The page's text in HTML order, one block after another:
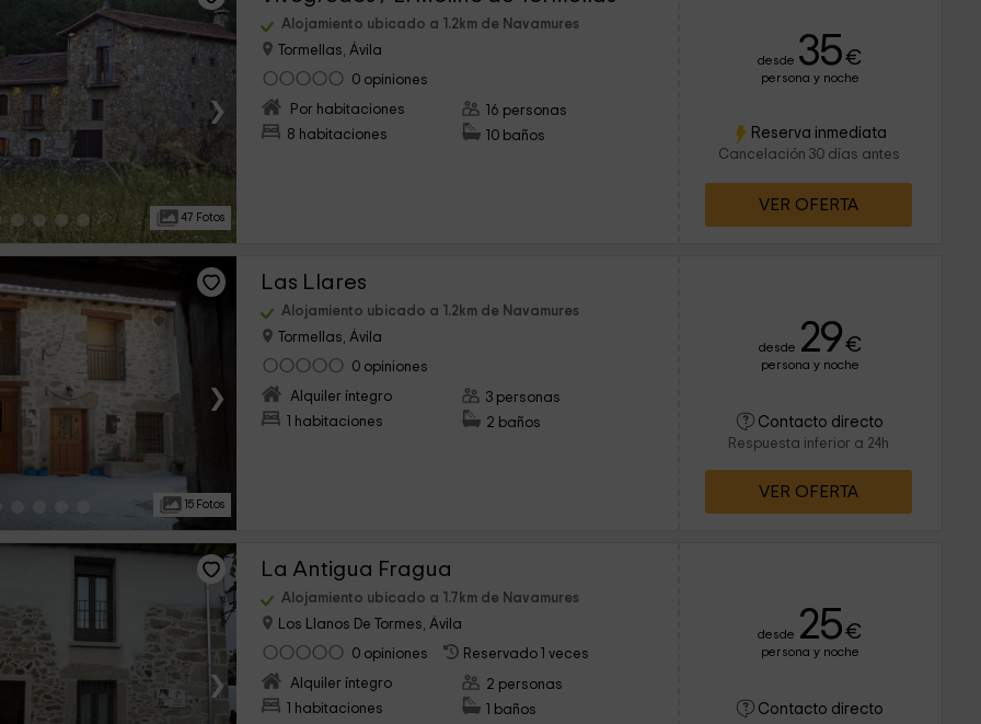
›
47 Fotos
Alojamiento ubicado a 1.2km de Navamures
Tormellas, Ávila
0 opiniones
Por habitaciones
8 habitaciones
16 personas
10 baños
desde 35€
persona y noche
Reserva inmediata
Cancelación 30 días antes
VER OFERTA
›
15 Fotos
Las Llares
Alojamiento ubicado a 1.2km de Navamures
Tormellas, Ávila
0 opiniones
Alquiler íntegro
1 habitaciones
3 personas
2 baños
desde 29€
persona y noche
Contacto directo
Respuesta inferior a 24h
VER OFERTA
›
La Antigua Fragua
Alojamiento ubicado a 1.7km de Navamures
Los Llanos De Tormes, Ávila
0 opiniones
Reservado 1 veces
Alquiler íntegro
1 habitaciones
2 personas
1 baños
desde 25€
persona y noche
Contacto directo